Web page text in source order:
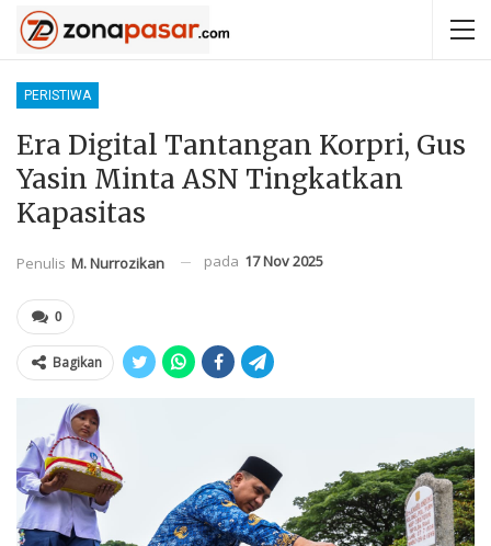
PERISTIWA
Era Digital Tantangan Korpri, Gus
Yasin Minta ASN Tingkatkan
Kapasitas
Penulis M. Nurrozikan pada 17 Nov 2025
0
Bagikan